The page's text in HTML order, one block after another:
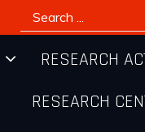
Search
for:
RESEARCH
RESEARCH